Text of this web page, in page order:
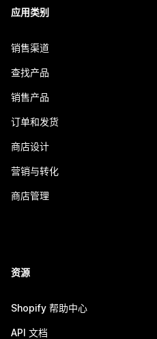
应用类别
销售渠道
查找产品
销售产品
订单和发货
商店设计
营销与转化
商店管理
资源
Shopify 帮助中心
API 文档